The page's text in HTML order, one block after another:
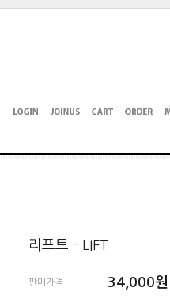
리프트 - LIFT
판매가격 34,000원